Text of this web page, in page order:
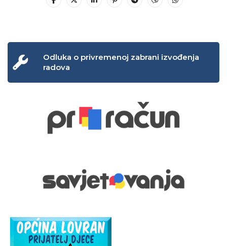
Odluka o privremenoj zabrani izvođenja
radova